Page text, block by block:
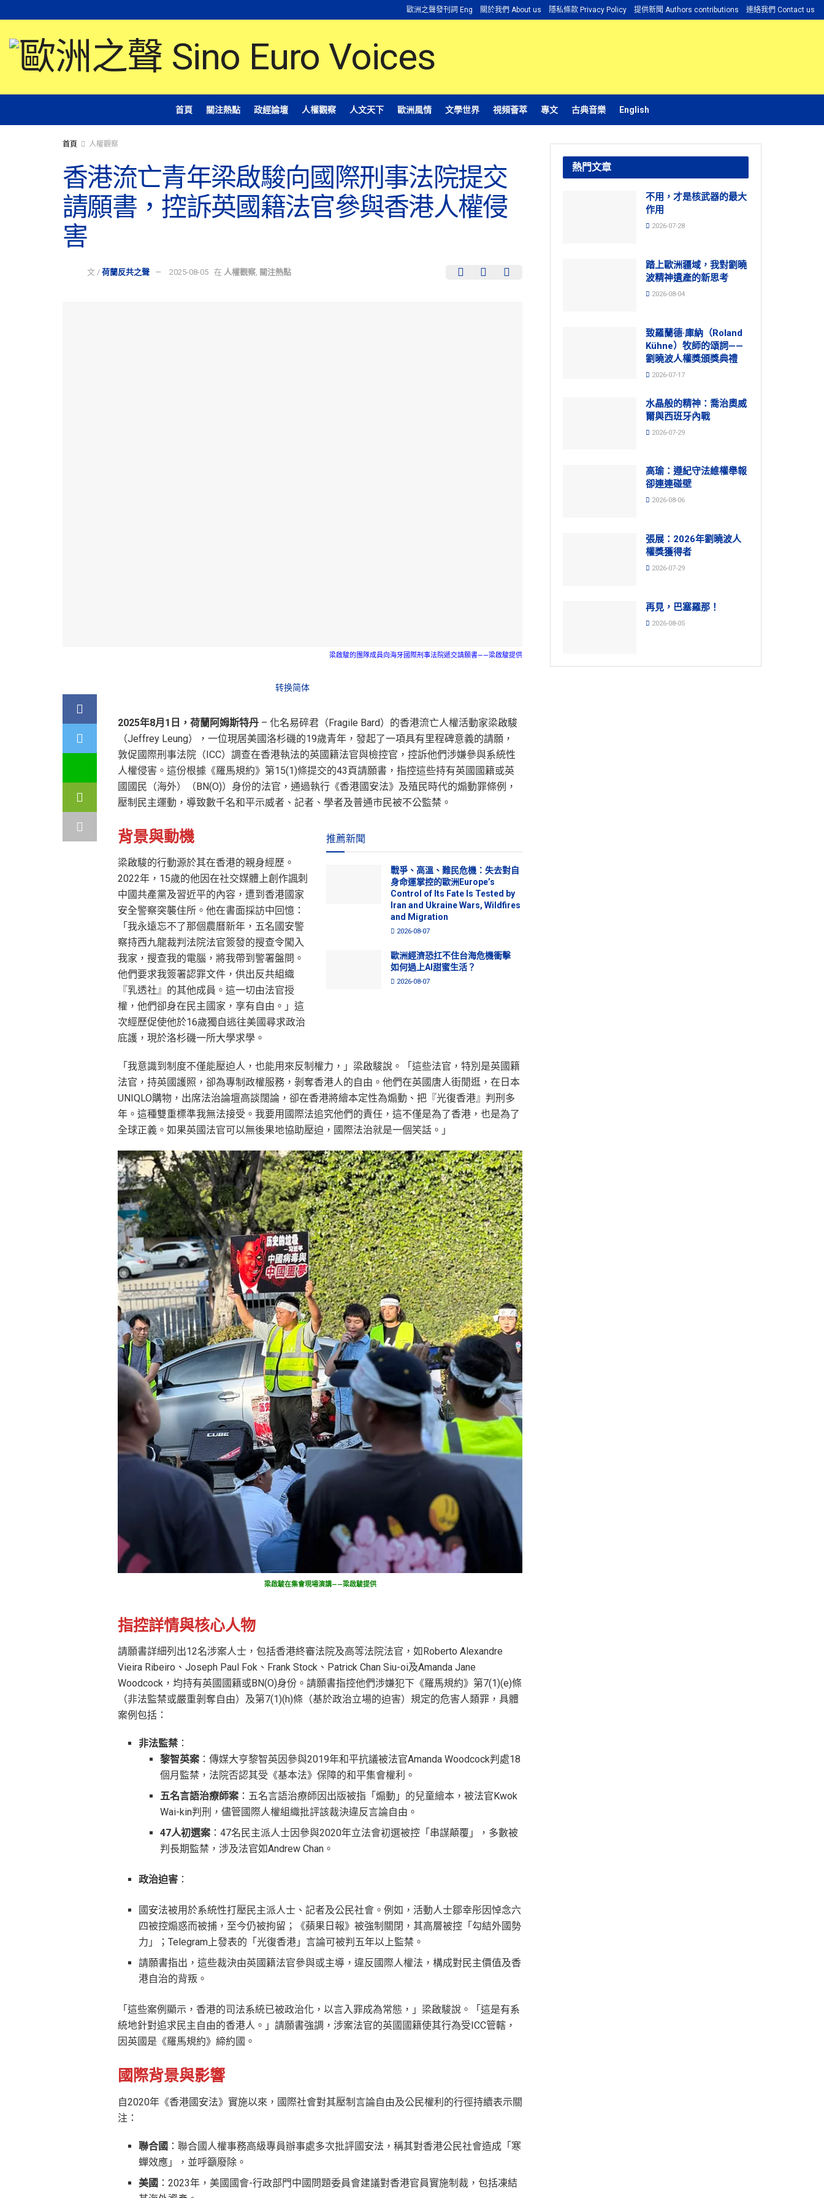
歐洲之聲發刊詞 Eng 關於我們 About us 隱私條款 Privacy Policy 提供新聞 Authors contributions 連絡我們 Contact us
首頁 關注熱點 政經論壇 人權觀察 人文天下 歐洲風情 文學世界 視頻薈萃 專文 古典音樂 English
首頁 人權觀察
香港流亡青年梁啟駿向國際刑事法院提交
請願書，控訴英國籍法官參與香港人權侵
害
文 / 荷蘭反共之聲 2025-08-05 在 人權觀察 關注熱點
梁啟駿的團隊成員向海牙國際刑事法院遞交請願書——梁啟駿提供
转换简体
2025年8月 1 日，荷蘭阿姆斯特丹 – 化名易碎君（Fragile Bard）的香港流亡人權活動家梁啟駿
（Jeffrey Leung），一位現居美國洛杉磯的19歲青年，發起了一項具有里程碑意義的請願，
敦促國際刑事法院（ICC）調查在香港執法的英國籍法官與檢控官，控訴他們涉嫌參與系統性
人權侵害。這份根據《羅馬規約》第15(1)條提交的43頁請願書，指控這些持有英國國籍或英
國國民（海外）（BN(O)）身份的法官，通過執行《香港國安法》及殖民時代的煽動罪條例，
壓制民主運動，導致數千名和平示威者、記者、學者及普通市民被不公監禁。
推薦新聞
戰爭、高溫、難民危機：失去對自
身命運掌控的歐洲Europe’s
Control of Its Fate Is Tested by
Iran and Ukraine Wars, Wildfires
and Migration
2026-08-07
歐洲經濟恐扛不住台海危機衝擊
如何過上AI甜蜜生活？
2026-08-07
背景與動機
梁啟駿的行動源於其在香港的親身經歷。
2022年，15歲的他因在社交媒體上創作諷刺
中國共產黨及習近平的內容，遭到香港國家
安全警察突襲住所。他在書面採訪中回憶：
「我永遠忘不了那個農曆新年，五名國安警
察持西九龍裁判法院法官簽發的搜查令闖入
我家，搜查我的電腦，將我帶到警署盤問。
他們要求我簽署認罪文件，供出反共組織
『乳透社』的其他成員。這一切由法官授
權，他們卻身在民主國家，享有自由。」這
次經歷促使他於16歲獨自逃往美國尋求政治
庇護，現於洛杉磯一所大學求學。
「我意識到制度不僅能壓迫人，也能用來反制權力，」梁啟駿說。「這些法官，特別是英國籍
法官，持英國護照，卻為專制政權服務，剝奪香港人的自由。他們在英國唐人街閒逛，在日本
UNIQLO購物，出席法治論壇高談闊論，卻在香港將繪本定性為煽動、把『光復香港』判刑多
年。這種雙重標準我無法接受。我要用國際法追究他們的責任，這不僅是為了香港，也是為了
全球正義。如果英國法官可以無後果地協助壓迫，國際法治就是一個笑話。」
梁啟駿在集會現場演講——梁啟駿提供
指控詳情與核心人物
請願書詳細列出12名涉案人士，包括香港終審法院及高等法院法官，如Roberto Alexandre
Vieira Ribeiro、Joseph Paul Fok、Frank Stock、Patrick Chan Siu-oi及Amanda Jane
Woodcock，均持有英國國籍或BN(O)身份。請願書指控他們涉嫌犯下《羅馬規約》第7(1)(e)條
（非法監禁或嚴重剝奪自由）及第7(1)(h)條（基於政治立場的迫害）規定的危害人類罪，具體
案例包括：
非法監禁 ：
黎智英案：傳媒大亨黎智英因參與2019年和平抗議被法官Amanda Woodcock判處18
個月監禁，法院否認其受《基本法》保障的和平集會權利。
五名言語治療師案：五名言語治療師因出版被指「煽動」的兒童繪本，被法官Kwok
Wai-kin判刑，儘管國際人權組織批評該裁決違反言論自由。
47人初選案：47名民主派人士因參與2020年立法會初選被控「串謀顛覆」，多數被
判長期監禁，涉及法官如Andrew Chan。
政治迫害 ：
國安法被用於系統性打壓民主派人士、記者及公民社會。例如，活動人士鄒幸彤因悼念六
四被控煽惑而被捕，至今仍被拘留；《蘋果日報》被強制關閉，其高層被控「勾結外國勢
力」；Telegram上發表的「光復香港」言論可被判五年以上監禁。
請願書指出，這些裁決由英國籍法官參與或主導，違反國際人權法，構成對民主價值及香
港自治的背叛。
「這些案例顯示，香港的司法系統已被政治化，以言入罪成為常態，」梁啟駿說。「這是有系
統地針對追求民主自由的香港人。」請願書強調，涉案法官的英國國籍使其行為受ICC管轄，
因英國是《羅馬規約》締約國。
國際背景與影響
自2020年《香港國安法》實施以來，國際社會對其壓制言論自由及公民權利的行徑持續表示關
注：
聯合國 ：聯合國人權事務高級專員辦事處多次批評國安法，稱其對香港公民社會造成「寒
蟬效應」，並呼籲廢除。
美國 ：2023年，美國國會-行政部門中國問題委員會建議對香港官員實施制裁，包括凍結
熱門文章
不用，才是核武器的最大
作用
2026-07-28
踏上歐洲疆域，我對劉曉
波精神遺產的新思考
2026-08-04
致羅蘭德·庫納（Roland
Kühne）牧師的頌詞——
劉曉波人權獎頒獎典禮
2026-07-17
水晶般的精神：喬治奧威
爾與西班牙內戰
2026-07-29
高瑜：遵紀守法維權舉報
卻連連碰壁
2026-08-06
張展：2026年劉曉波人
權獎獲得者
2026-07-29
再見，巴塞羅那！
2026-08-05